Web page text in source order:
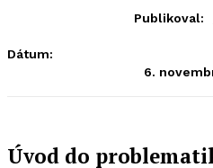
Publikoval:
Dátum:
6.
Úvod do